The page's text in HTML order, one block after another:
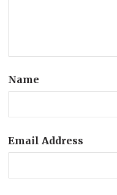
Name
Email Address